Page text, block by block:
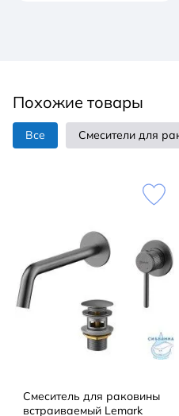
Похожие товары
Все Смесители для
Смеситель для раковины
встраиваемый Lemark